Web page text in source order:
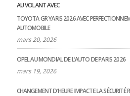
AU VOLANT AVEC
TOYOTA GR YARIS 2026 AVEC
AUTOMOBILE
mars 20, 2026
OPEL AU MONDIAL DE L’AUTO DE PARIS 2026
mars 19, 2026
CHANGEMENT D’HEURE IMPACTE LA SÉCURITÉ